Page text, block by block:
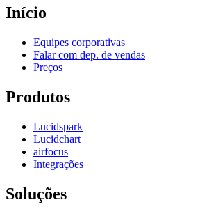
Início
Equipes corporativas
Falar com dep. de vendas
Preços
Produtos
Lucidspark
Lucidchart
airfocus
Integrações
Soluções